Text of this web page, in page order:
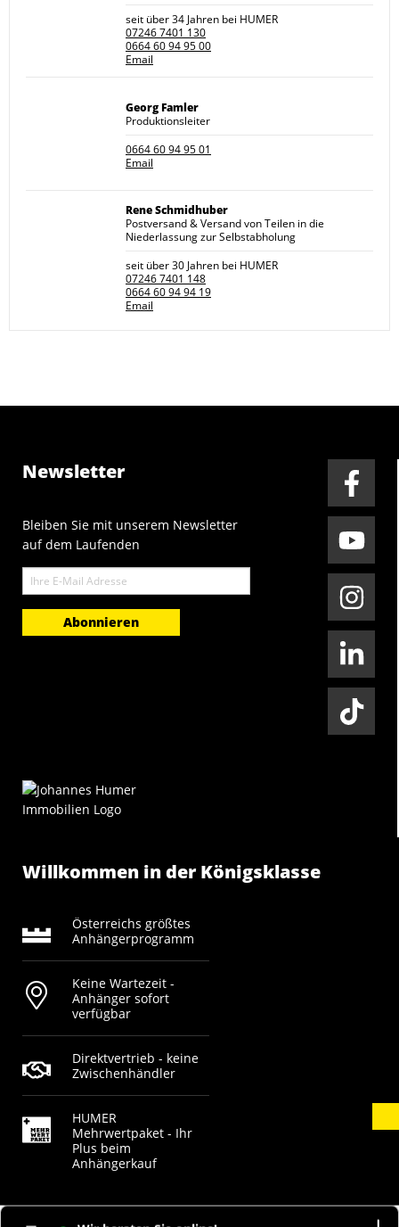
seit über 34 Jahren bei HUMER
07246 7401 130
0664 60 94 95 00
Email
Georg Famler
Produktionsleiter
0664 60 94 95 01
Email
Rene Schmidhuber
Postversand & Versand von Teilen in die
Niederlassung zur Selbstabholung
seit über 30 Jahren bei HUMER
07246 7401 148
0664 60 94 94 19
Email
Newsletter
Bleiben Sie mit unserem Newsletter
auf dem Laufenden
E-
Willkommen in der Königsklasse
Österreichs größtes
Anhängerprogramm
Keine Wartezeit -
Anhänger sofort
verfügbar
Direktvertrieb - keine
Zwischenhändler
HUMER
Mehrwertpaket - Ihr
Plus beim
Anhängerkauf